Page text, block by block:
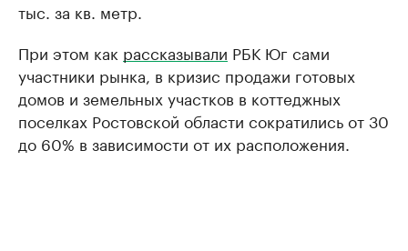
тыс. за кв. метр.
При этом как рассказывали РБК Юг сами
участники рынка, в кризис продажи готовых
домов и земельных участков в коттеджных
поселках Ростовской области сократились от 30
до 60% в зависимости от их расположения.